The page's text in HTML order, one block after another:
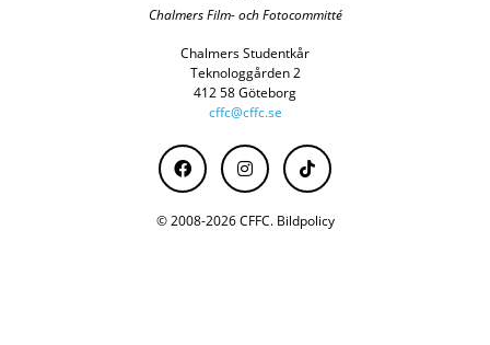
Chalmers Film- och Fotocommitté
Chalmers Studentkår
Teknologgården 2
412 58 Göteborg
cffc@cffc.se
© 2008-2026 CFFC. Bildpolicy